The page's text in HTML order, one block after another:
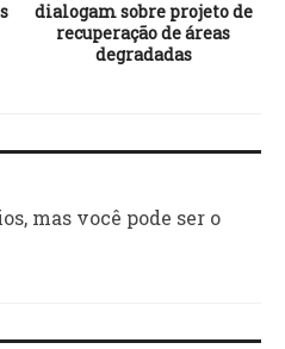
dialogam sobre projeto de
recuperação de áreas
degradadas
mas você pode ser o